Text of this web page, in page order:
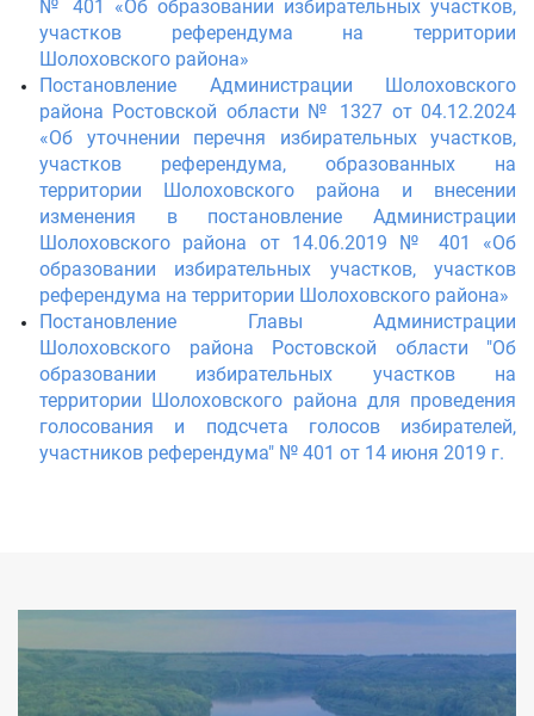
№ 401 «Об образовании избирательных участков,
участков референдума на территории
Шолоховского района»
Постановление Администрации Шолоховского
района Ростовской области № 1327 от 04.12.2024
«Об уточнении перечня избирательных участков,
участков референдума, образованных на
территории Шолоховского района и внесении
изменения в постановление Администрации
Шолоховского района от 14.06.2019 № 401 «Об
образовании избирательных участков, участков
референдума на территории Шолоховского района»
Постановление Главы Администрации
Шолоховского района Ростовской области "Об
образовании избирательных участков на
территории Шолоховского района для проведения
голосования и подсчета голосов избирателей,
участников референдума" № 401 от 14 июня 2019 г.